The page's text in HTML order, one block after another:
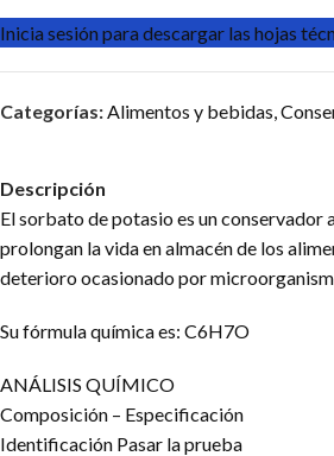
Inicia sesión para descargar las hojas
Categorías: Alimentos y bebidas
Descripción
El sorbato de potasio es un conservador
prolongan la vida en almacén de los
deterioro ocasionado por
Su fórmula química es: C6H7O
ANÁLISIS QUÍMICO
Composición – Especificación
Identificación Pasar la prueba